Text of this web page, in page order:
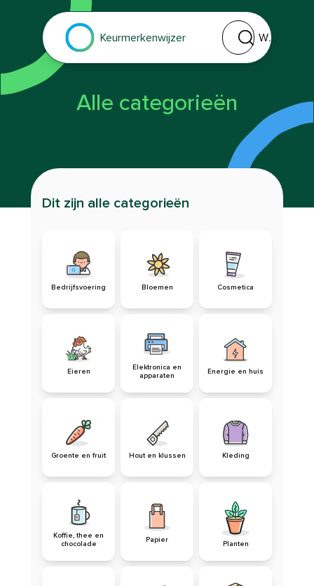
Keurmerkenwijzer
Welk keurmerk of
Alle categorieën
Dit zijn alle categorieën
Bedrijfsvoering Bloemen Cosmetica
Eieren
Elektronica en
apparaten
Energie en huis
Groente en fruit Hout en klussen Kleding
Koffie, thee en
chocolade
Papier Planten